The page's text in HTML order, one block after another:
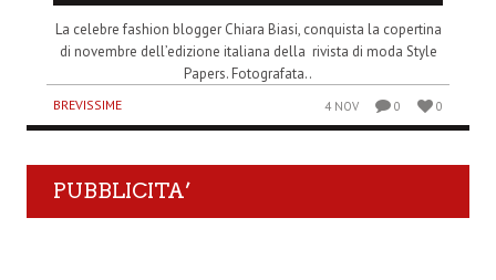
La celebre fashion blogger Chiara Biasi, conquista la copertina
di novembre dell’edizione italiana della rivista di moda Style
Papers. Fotografata..
BREVISSIME 4 NOV 0 0
PUBBLICITA’